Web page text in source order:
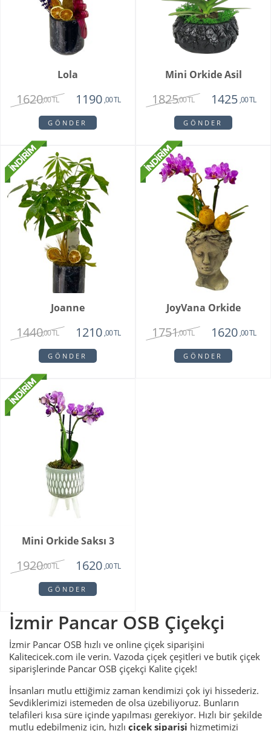
Lola
1620,00 TL 1190 ,00 TL
GÖNDER
Mini Orkide Asil
1825,00 TL 1425 ,00 TL
GÖNDER
Joanne
1440,00 TL 1210 ,00 TL
GÖNDER
JoyVana Orkide
1751,00 TL 1620 ,00 TL
GÖNDER
Mini Orkide Saksı 3
1920,00 TL 1620 ,00 TL
GÖNDER
İzmir Pancar OSB Çiçekçi
İzmir Pancar OSB hızlı ve online çiçek siparişini
Kalitecicek.com ile verin. Vazoda çiçek çeşitleri ve butik çiçek
siparişlerinde Pancar OSB çiçekçi Kalite çiçek!
İnsanları mutlu ettiğimiz zaman kendimizi çok iyi hissederiz.
Sevdiklerimizi istemeden de olsa üzebiliyoruz. Bunların
telafileri kısa süre içinde yapılması gerekiyor. Hızlı bir şekilde
mutlu edebilmeniz için, hızlı çiçek siparişi hizmetimizi